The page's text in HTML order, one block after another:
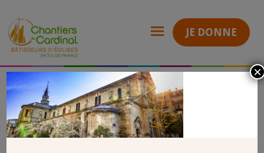
JE DONNE
Chantiers
du
Cardinal
Carrousel Mobile ND de Clignancourt
CARROUSEL MOBILE ND DE
CLIGNANCOURT
×